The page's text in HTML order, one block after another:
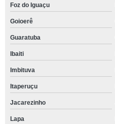
Foz do Iguaçu
Goioerê
Guaratuba
Ibaiti
Imbituva
Itaperuçu
Jacarezinho
Lapa